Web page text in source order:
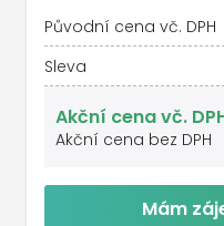
Původní cena vč. DPH
Sleva
Akční cena vč.
Akční cena bez DPH
Mám